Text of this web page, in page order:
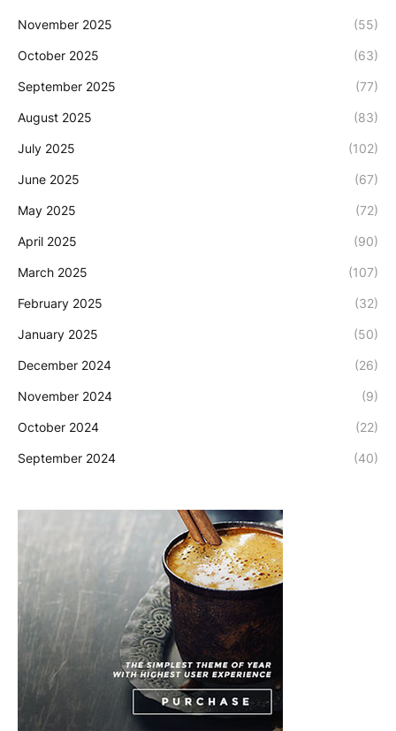
November 2025 (55)
October 2025 (63)
September 2025 (77)
August 2025 (83)
July 2025 (102)
June 2025 (67)
May 2025 (72)
April 2025 (90)
March 2025 (107)
February 2025 (32)
January 2025 (50)
December 2024 (26)
November 2024 (9)
October 2024 (22)
September 2024 (40)